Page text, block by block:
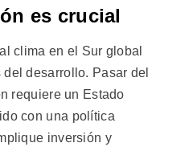
es crucial
clima en el Sur global
desarrollo. Pasar del
requiere un Estado
con una política
inversión y